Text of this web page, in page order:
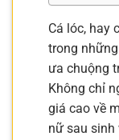
Cá lóc, hay
trong
ưa chuộng
Không chỉ
giá cao về
nữ sau sinh